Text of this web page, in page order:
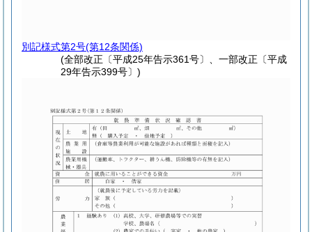
別記様式第2号(第12条関係)
(全部改正〔平成25年告示361号〕、一部改正〔平成
29年告示399号〕)